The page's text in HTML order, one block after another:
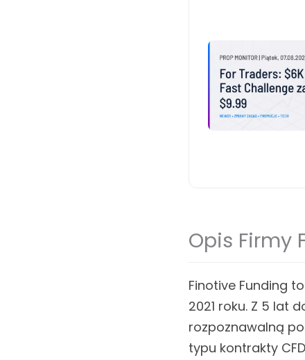
Opis Firmy
Finotive Funding
2021 roku. Z 5 lat
rozpoznawalną
typu kontrakty